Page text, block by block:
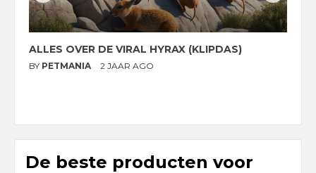
ALLES OVER DE VIRAL HYRAX (KLIPDAS)
BY PETMANIA 2 JAAR AGO
De beste producten voor